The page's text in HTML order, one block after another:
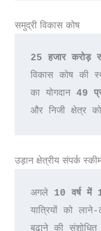
समुद्री विकास कोष
25 हजार करोड़
विकास कोष की
का योगदान 49
और निजी क्षेत्र
उड़ान क्षेत्रीय संपर्क
अगले
यात्रियों को
बढ़ाने की